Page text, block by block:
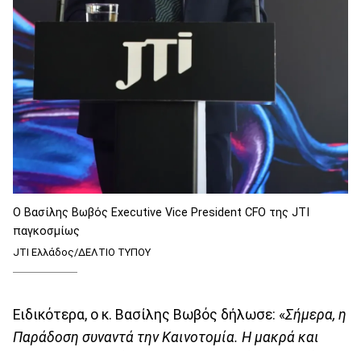
Ο Βασίλης Βωβός Executive Vice President CFO της JTI
παγκοσμίως
JTI Ελλάδος/ΔΕΛΤΙΟ ΤΥΠΟΥ
Ειδικότερα, ο κ. Βασίλης Βωβός δήλωσε: «Σήμερα, η
Παράδοση συναντά την Καινοτομία. Η μακρά και